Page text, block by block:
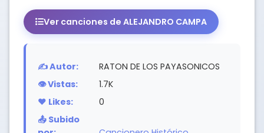
Ver canciones de ALEJANDRO CAMPA
✍️ Autor:
RATON DE LOS PAYASONICOS
👁️ Vistas:
1.7K
❤️ Likes:
0
📤 Subido